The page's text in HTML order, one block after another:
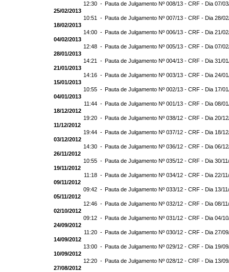
12:30 - Pauta de Julgamento Nº 008/13 - CRF - Dia 07/
25/02/2013
10:51 - Pauta de Julgamento Nº 007/13 - CRF - Dia 28/
18/02/2013
14:00 - Pauta de Julgamento Nº 006/13 - CRF - Dia 21/
04/02/2013
12:48 - Pauta de Julgamento Nº 005/13 - CRF - Dia 07/
28/01/2013
14:21 - Pauta de Julgamento Nº 004/13 - CRF - Dia 31/
21/01/2013
14:16 - Pauta de Julgamento Nº 003/13 - CRF - Dia 24/
15/01/2013
10:55 - Pauta de Julgamento Nº 002/13 - CRF - Dia 17/
04/01/2013
11:44 - Pauta de Julgamento Nº 001/13 - CRF - Dia 08/
18/12/2012
19:20 - Pauta de Julgamento Nº 038/12 - CRF - Dia 20/
11/12/2012
19:44 - Pauta de Julgamento Nº 037/12 - CRF - Dia 18/
03/12/2012
14:30 - Pauta de Julgamento Nº 036/12 - CRF - Dia 06/
26/11/2012
10:55 - Pauta de Julgamento Nº 035/12 - CRF - Dia 30/
19/11/2012
11:18 - Pauta de Julgamento Nº 034/12 - CRF - Dia 22/
09/11/2012
09:42 - Pauta de Julgamento Nº 033/12 - CRF - Dia 13/
05/11/2012
12:46 - Pauta de Julgamento Nº 032/12 - CRF - Dia 08/
02/10/2012
09:12 - Pauta de Julgamento Nº 031/12 - CRF - Dia 04/
24/09/2012
11:20 - Pauta de Julgamento Nº 030/12 - CRF - Dia 27/
14/09/2012
13:00 - Pauta de Julgamento Nº 029/12 - CRF - Dia 19/
10/09/2012
12:20 - Pauta de Julgamento Nº 028/12 - CRF - Dia 13/
27/08/2012